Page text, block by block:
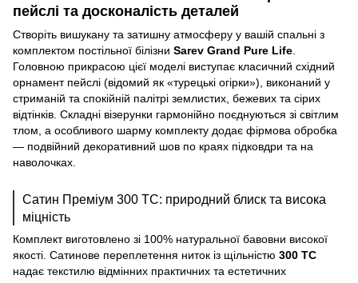
пейслі та досконалість деталей
Створіть вишукану та затишну атмосферу у вашій спальні з
комплектом постільної білізни Sarev Grand Pure Life
Головною прикрасою цієї моделі виступає класичний східний
орнамент пейслі (відомий як «турецькі огірки»), виконаний у
стриманій та спокійній палітрі землистих, бежевих та сірих
відтінків. Складні візерунки гармонійно поєднуються зі світлим
тлом, а особливого шарму комплекту додає фірмова обробка
— подвійний декоративний шов по краях підковдри та на
наволочках.
Сатин Преміум 300 TC: природний блиск та висока
міцність
Комплект виготовлено зі 100% натуральної бавовни високої
якості. Сатинове переплетення ниток із щільністю 300 TC
надає текстилю відмінних практичних та естетичних